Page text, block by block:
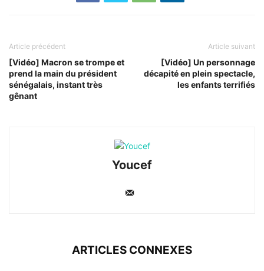
Article précédent
[Vidéo] Macron se trompe et
prend la main du président
sénégalais, instant très
gênant
Article suivant
[Vidéo] Un personnage
décapité en plein spectacle,
les enfants terrifiés
Youcef
ARTICLES CONNEXES